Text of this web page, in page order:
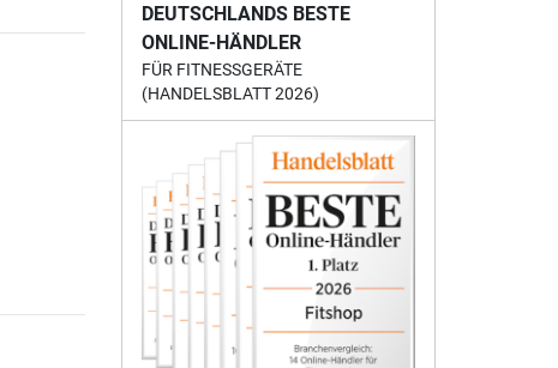
DEUTSCHLANDS BESTE
ONLINE-HÄNDLER
FÜR FITNESSGERÄTE
(HANDELSBLATT 2026)